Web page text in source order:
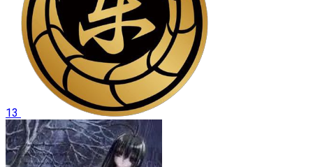
13